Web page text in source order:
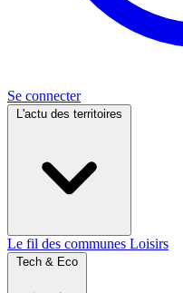
Se connecter
L'actu des territoires
Le fil des communes Loisirs
Tech & Eco